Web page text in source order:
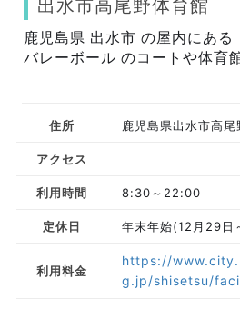
霧島市 いちき串木野市
阿久根市 西之表市
出水市高尾野体育館
鹿児島県 出水市 の屋内にある
バレーボール のコートや体育
住所 鹿児島県出水市高
アクセス
利用時間 8:30～22:00
定休日 年末年始(12月29
利用料金
https://
g.jp/shisetsu/